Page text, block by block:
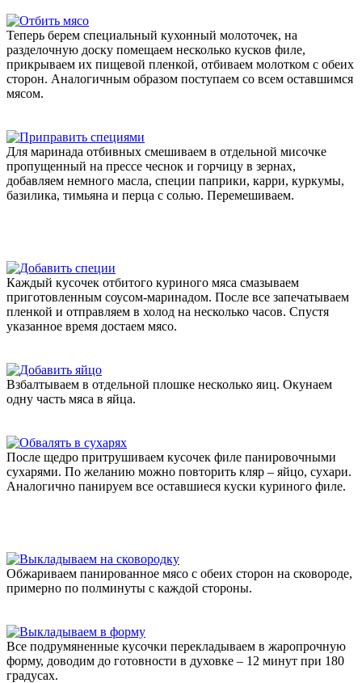
Теперь берем специальный кухонный молоточек, на
разделочную доску помещаем несколько кусков филе,
прикрываем их пищевой пленкой, отбиваем молотком с обеих
сторон. Аналогичным образом поступаем со всем оставшимся
мясом.
Для маринада отбивных смешиваем в отдельной мисочке
пропущенный на прессе чеснок и горчицу в зернах,
добавляем немного масла, специи паприки, карри, куркумы,
базилика, тимьяна и перца с солью. Перемешиваем.
Каждый кусочек отбитого куриного мяса смазываем
приготовленным соусом-маринадом. После все запечатываем
пленкой и отправляем в холод на несколько часов. Спустя
указанное время достаем мясо.
Взбалтываем в отдельной плошке несколько яиц. Окунаем
одну часть мяса в яйца.
После щедро притрушиваем кусочек филе панировочными
сухарями. По желанию можно повторить кляр – яйцо, сухари.
Аналогично панируем все оставшиеся куски куриного филе.
Обжариваем панированное мясо с обеих сторон на сковороде,
примерно по полминуты с каждой стороны.
Все подрумяненные кусочки перекладываем в жаропрочную
форму, доводим до готовности в духовке – 12 минут при 180
градусах.